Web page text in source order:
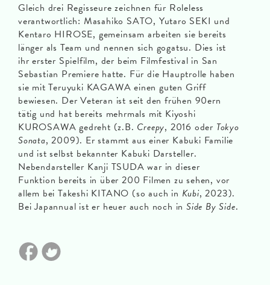
Gleich drei Regisseure zeichnen für Roleless
verantwortlich: Masahiko SATO, Yutaro SEKI und
Kentaro HIROSE, gemeinsam arbeiten sie bereits
länger als Team und nennen sich gogatsu. Dies ist
ihr erster Spielfilm, der beim Filmfestival in San
Sebastian Premiere hatte. Für die Hauptrolle haben
sie mit Teruyuki KAGAWA einen guten Griff
bewiesen. Der Veteran ist seit den frühen 90ern
tätig und hat bereits mehrmals mit Kiyoshi
KUROSAWA gedreht (z.B. Creepy, 2016 oder Tokyo
Sonata, 2009). Er stammt aus einer Kabuki Familie
und ist selbst bekannter Kabuki Darsteller.
Nebendarsteller Kanji TSUDA war in dieser
Funktion bereits in über 200 Filmen zu sehen, vor
allem bei Takeshi KITANO (so auch in Kubi, 2023).
Bei Japannual ist er heuer auch noch inSide By Side.